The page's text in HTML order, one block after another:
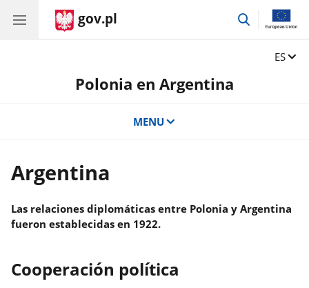
gov.pl
przejdź
Zmień
ES
Polonia en Argentina
MENU
Argentina
Las relaciones diplomáticas entre Polonia y Argentina
fueron establecidas en 1922.
Cooperación política